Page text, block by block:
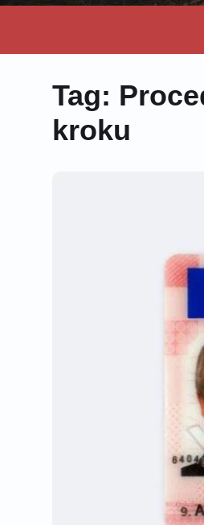
Tag:
kroku